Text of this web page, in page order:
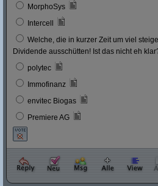
MorphoSys
Intercell
Welche, die in kurzer Zeit um viel
Dividende ausschütten! Ist das nicht eh
polytec
Immofinanz
envitec Biogas
Premiere AG